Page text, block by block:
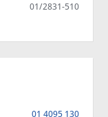
01/2831-510
01 4095 130